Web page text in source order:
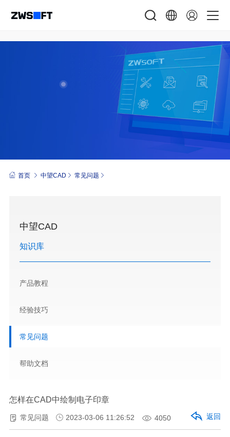
首页 中望CAD 常见问题
中望CAD
知识库
产品教程
经验技巧
常见问题
帮助文档
怎样在CAD中绘制电子印章
常见问题 2023-03-06 11:26:52 4050 返回